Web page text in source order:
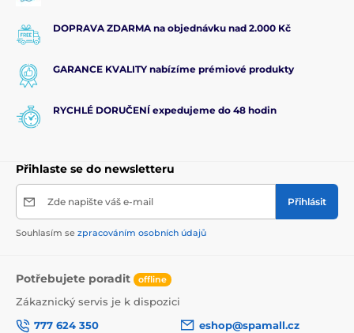
DOPRAVA ZDARMA na objednávku nad 2.000 Kč
GARANCE KVALITY nabízíme prémiové produkty
RYCHLÉ DORUČENÍ expedujeme do 48 hodin
Přihlaste se do newsletteru
Zde napište váš e-mail Přihlásit
Souhlasím se zpracováním osobních údajů
Potřebujete poradit offline
Zákaznický servis je k dispozici
777 624 350
eshop@spamall.cz